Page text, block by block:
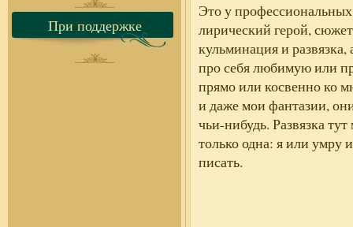
При поддержке
Это у
лирический герой,
кульминация и развязка,
про себя любимую или
прямо или косвенно ко
и даже мои фантазии,
чьи-нибудь. Развязка
только одна: я или умру
писать.